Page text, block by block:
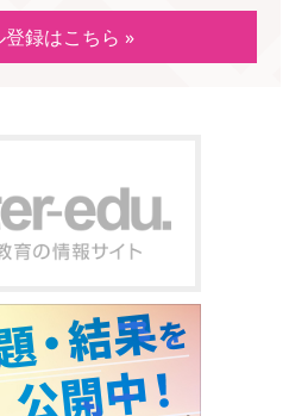
録はこちら »